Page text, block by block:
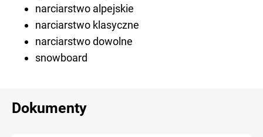
narciarstwo alpejskie
narciarstwo klasyczne
narciarstwo dowolne
snowboard
Dokumenty